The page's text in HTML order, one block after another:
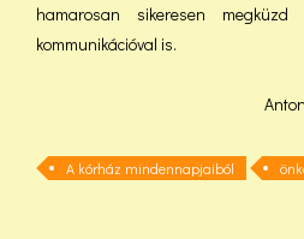
hamarosan sikeresen
kommunikációval is.
A kórház mindennapjaiból